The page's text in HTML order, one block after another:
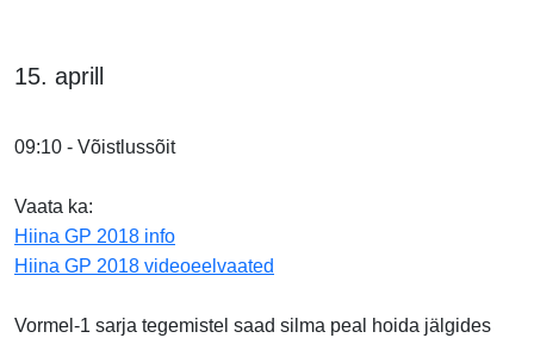
15. aprill
09:10 - Võistlussõit
Vaata ka:
Hiina GP 2018 info
Hiina GP 2018 videoeelvaated
Vormel-1 sarja tegemistel saad silma peal hoida jälgides